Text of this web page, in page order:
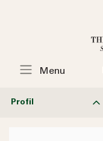
Menu
Profil